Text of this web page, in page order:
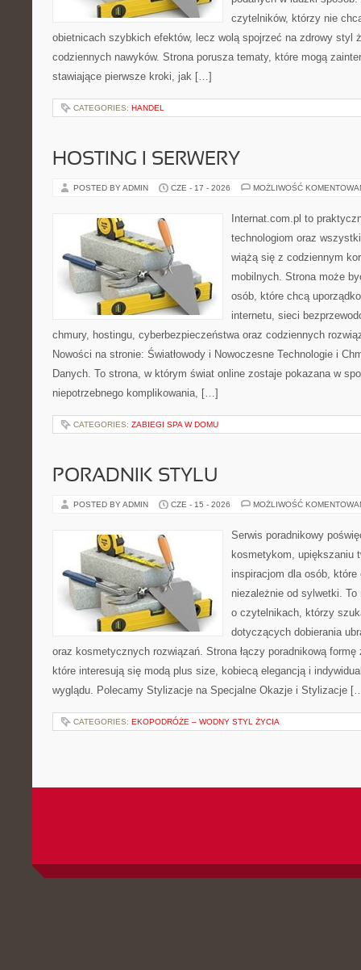
czytelników, którzy nie
obietnicach szybkich efektów, lecz wolą spojrzeć na zdrowy styl
codziennych nawyków. Strona porusza tematy, które mogą
stawiające pierwsze kroki, jak […]
CATEGORIES: HANDEL
HOSTING I SERWERY
POSTED BY ADMIN CZE - 17 - 2026 MOŻLIWOŚĆ
Internat.com.pl to
technologiom oraz
wiążą się z codziennym
mobilnych. Strona może
osób, które chcą
internetu, sieci
chmury, hostingu, cyberbezpieczeństwa oraz codziennych
Nowości na stronie: Światłowody i Nowoczesne Technologie i
Danych. To strona, w którym świat online zostaje pokazana w
niepotrzebnego komplikowania, […]
CATEGORIES: ZABIEGI SPA W DOMU
PORADNIK STYLU
POSTED BY ADMIN CZE - 15 - 2026 MOŻLIWOŚĆ
Serwis poradnikowy
kosmetykom, upiększaniu
inspiracjom dla osób,
niezależnie od sylwetki.
o czytelnikach, którzy
dotyczących dobierania
oraz kosmetycznych rozwiązań. Strona łączy poradnikową
które interesują się modą plus size, kobiecą elegancją i
wyglądu. Polecamy Stylizacje na Specjalne Okazje i Stylizacje
CATEGORIES: EKOPODRÓŻE – WODNY STYL ŻYCIA